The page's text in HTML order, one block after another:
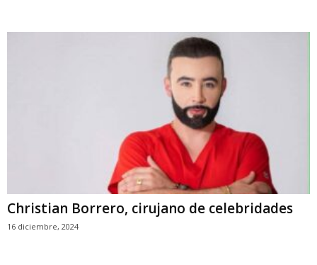
Christian Borrero, cirujano de celebridades
16 diciembre, 2024